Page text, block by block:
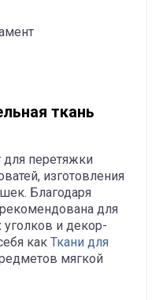
ткань
для перетяжки
изготовления
Благодаря
для
уголков и декор-
как Ткани для
мягкой